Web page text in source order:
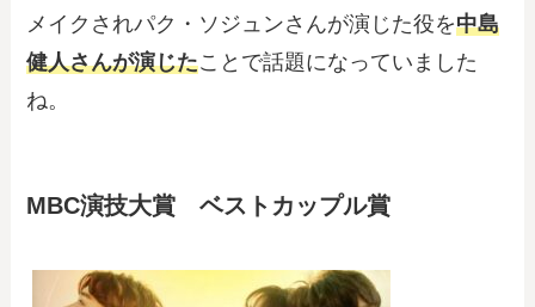
メイクされパク・ソジュンさんが演じた役を中島
健人さんが演じたことで話題になっていました
ね。
MBC演技大賞 ベストカップル賞